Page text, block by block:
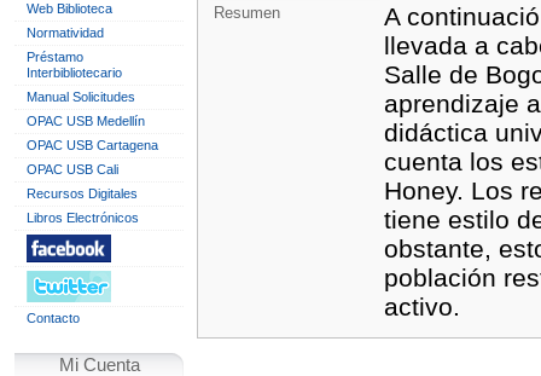
Web Biblioteca
Normatividad
Préstamo
Interbibliotecario
Manual Solicitudes
OPAC USB Medellín
OPAC USB Cartagena
OPAC USB Cali
Recursos Digitales
Libros Electrónicos
Contacto
Mi Cuenta
Resumen
A
llevada a
Salle de
aprendizaje
didáctica
cuenta los
Honey. Los
tiene estilo
obstante,
población
activo.